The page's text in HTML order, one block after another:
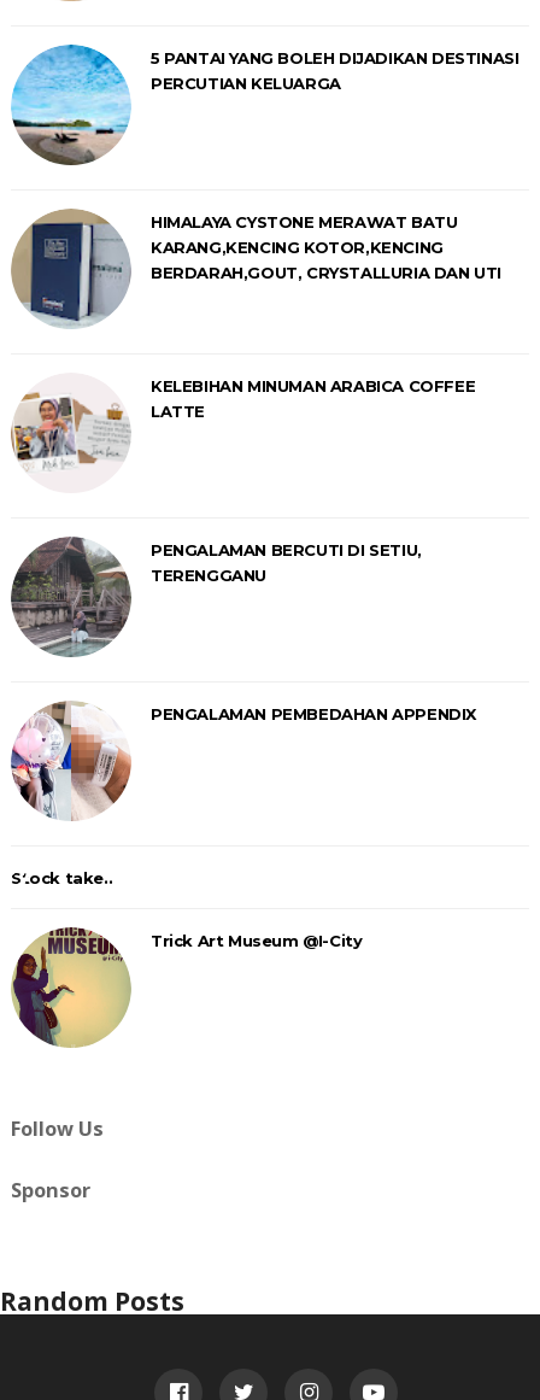
5 PANTAI YANG BOLEH DIJADIKAN DESTINASI
PERCUTIAN KELUARGA
HIMALAYA CYSTONE MERAWAT BATU
KARANG,KENCING KOTOR,KENCING
BERDARAH,GOUT, CRYSTALLURIA DAN UTI
KELEBIHAN MINUMAN ARABICA COFFEE
LATTE
PENGALAMAN BERCUTI DI SETIU,
TERENGGANU
PENGALAMAN PEMBEDAHAN APPENDIX
Stock take..
Trick Art Museum @I-City
Follow Us
Sponsor
Random Posts